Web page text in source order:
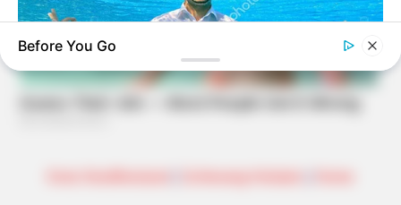
Why this ordinary drink is the secret to feeling your best
Before You Go